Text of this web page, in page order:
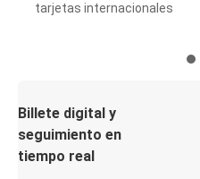
tarjetas internacionales
Billete digital y
seguimiento en
tiempo real